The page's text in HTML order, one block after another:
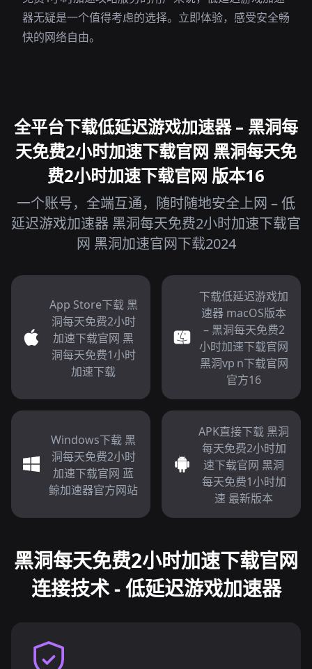
器无疑是一个值得考虑的选择。立即体验，感受安全畅
快的网络自由。
全平台下载低延迟游戏加速器 – 黑洞每
天免费2小时加速下载官网 黑洞每天免
费2小时加速下载官网 版本16
一个账号，全端互通，随时随地安全上网 – 低
延迟游戏加速器 黑洞每天免费2小时加速下载官
网 黑洞加速官网下载2024
App Store下载 黑
洞每天免费2小时
加速下载官网 黑
洞每天免费1小时
加速下载
下载低延迟游戏加
速器 macOS版本
– 黑洞每天免费2
小时加速下载官网
黑洞vp n下载官网
官方16
Windows下载 黑
洞每天免费2小时
加速下载官网 蓝
鲸加速器官方网站
APK直接下载 黑洞
每天免费2小时加
速下载官网 黑洞
每天免费1小时加
速 最新版本
黑洞每天免费2小时加速下载官网
连接技术 - 低延迟游戏加速器